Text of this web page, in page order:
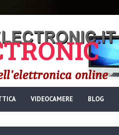
VIDEOCAMERE BLOG